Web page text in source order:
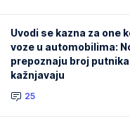
Uvodi se kazna za one
voze u automobilima:
prepoznaju broj
kažnjavaju
25